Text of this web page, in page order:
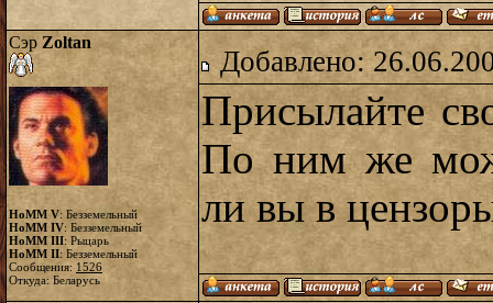
Сэр Zoltan
HoMM V: Безземельный
HoMM IV: Безземельный
HoMM III: Рыцарь
HoMM II: Безземельный
Сообщения: 1526
Откуда: Беларусь
Добавлено:
Присылайте
По ним же
ли вы в